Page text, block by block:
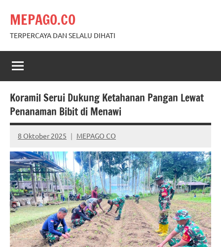
content
MEPAGO.CO
TERPERCAYA DAN SELALU DIHATI
Koramil Serui Dukung Ketahanan Pangan Lewat
Penanaman Bibit di Menawi
8 Oktober 2025 MEPAGO CO
No
comments